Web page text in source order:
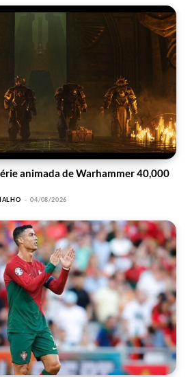
animada de Warhammer 40,000
- 04/08/2026